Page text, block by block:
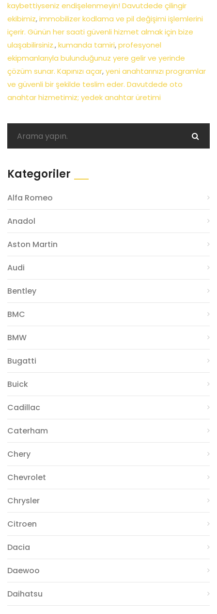
kaybettiyseniz endişelenmeyin! Davutdede çilingir
ekibimiz,immobilizer kodlama ve pil değişimi işlemlerini
içerir. Günün her saati güvenli hizmet almak için bize
ulaşabilirsiniz.,kumanda tamiri,profesyonel
ekipmanlarıyla bulunduğunuz yere gelir ve yerinde
çözüm sunar. Kapınızı açar,yeni anahtarınızı programlar
ve güvenli bir şekilde teslim eder. Davutdede oto
anahtar hizmetimiz; yedek anahtar üretimi
Kategoriler
Alfa Romeo
Anadol
Aston Martin
Audi
Bentley
BMC
BMW
Bugatti
Buick
Cadillac
Caterham
Chery
Chevrolet
Chrysler
Citroen
Dacia
Daewoo
Daihatsu